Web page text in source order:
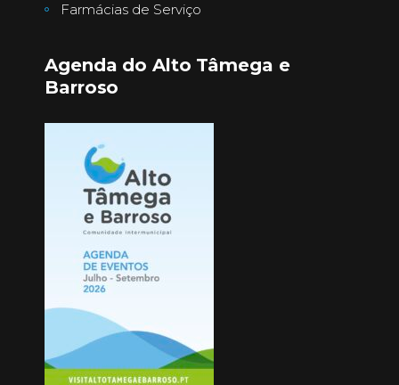
Farmácias de Serviço
Agenda do Alto Tâmega e
Barroso